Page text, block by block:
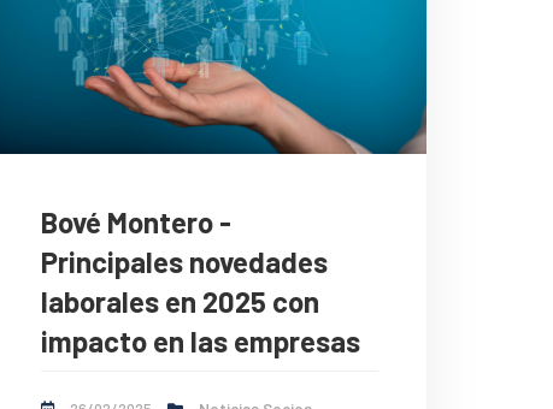
Bové Montero -
Principales novedades
laborales en 2025 con
impacto en las empresas